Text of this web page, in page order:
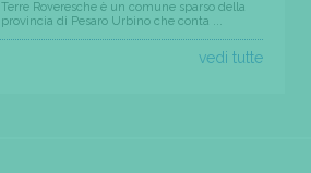
Terre Roveresche è un comune sparso della
provincia di Pesaro Urbino che conta ...
vedi tutte